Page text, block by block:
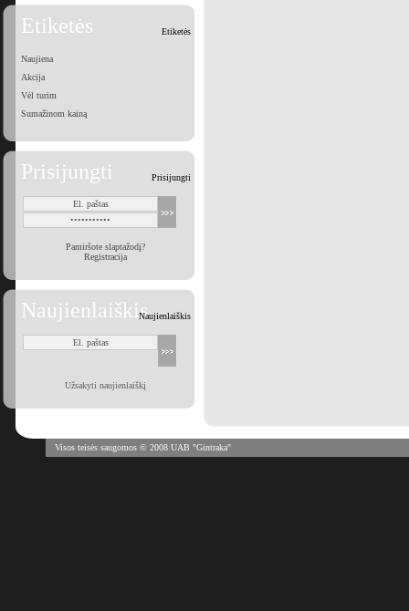
Etiketės Etiketės
Naujiena
Akcija
Vėl turim
Sumažinom kainą
Prisijungti Prisijungti
Pamiršote slaptažodį?
Registracija
NaujienlaiškisNaujienlaiškis
Užsakyti naujienlaiškį
Visos teisės saugomos © 2008 UAB "Gintraka"